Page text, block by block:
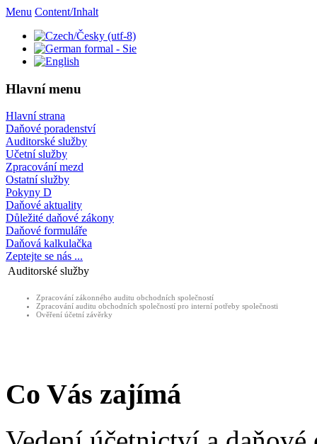
Menu Content/Inhalt
Hlavní menu
Hlavní strana
Daňové poradenství
Auditorské služby
Učetní služby
Zpracování mezd
Ostatní služby
Pokyny D
Daňové aktuality
Důležité daňové zákony
Daňové formuláře
Daňová kalkulačka
Zeptejte se nás ...
Auditorské služby
Zpracování zákonného auditu obchodních společností
Zpracování auditu obchodních společností pro interní potřeby společnosti
Ověření účetní závěrky
Co Vás zajímá